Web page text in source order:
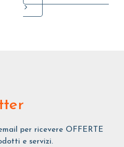
per ricevere OFFERTE
e servizi.